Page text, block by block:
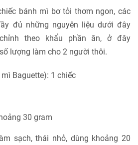
bánh mì bơ tỏi thơm ngon, các
đủ những nguyên liệu dưới đây
theo khẩu phần ăn, ở đây
lượng làm cho 2 người thôi.
Baguette): 1 chiếc
30 gram
sạch, thái nhỏ, dùng khoảng 20